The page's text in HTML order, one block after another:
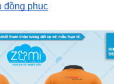
đồng phục